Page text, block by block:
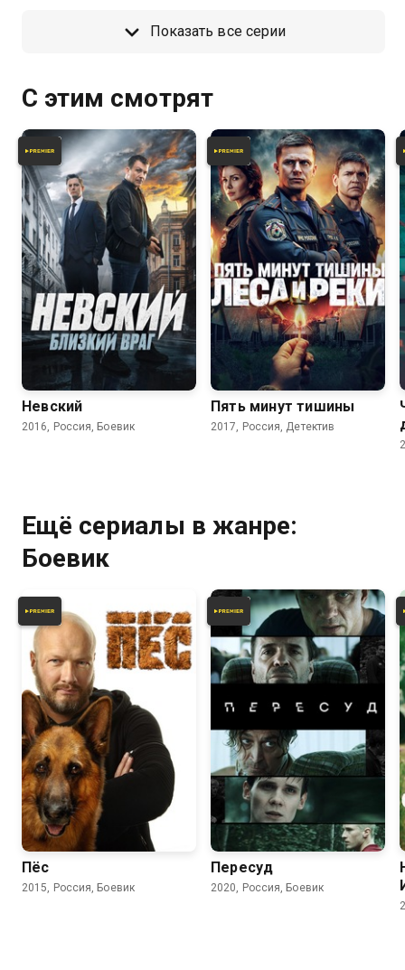
Показать все серии
С этим смотрят
Невский
2016, Россия, Боевик
Пять минут тишины
2017, Россия, Детектив
Ещё сериалы в жанре:
Боевик
7.2 6.2
Пёс
2015, Россия, Боевик
5.9
Пересуд
2020, Россия, Боевик